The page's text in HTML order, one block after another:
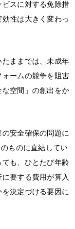
スに対する免除措
性は大きく変わっ
ままでは、未成年
ームの競争を阻害
空間」の創出をか
安全確保の問題に
ものに直結してい
も、ひとたび年齢
要する費用が算入
決定づける要因に